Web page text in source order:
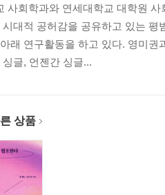
사회학과와 연세대학교 대학원
시대적 공허감을 공유하고 있는
래 연구활동을 하고 있다. 영미
싱글, 언젠간 싱글...
상품